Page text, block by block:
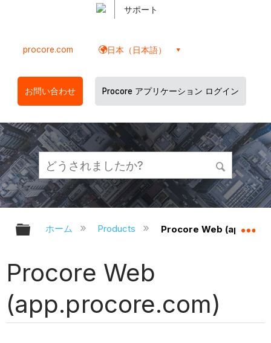
サポート
procore.com 日本（日本語）
お問い合わせ Procore アプリケーション ログイン
グローバル階層を展開/折りたたむ
ホーム Products Procore Web
Procore Web
(app.procore.com)